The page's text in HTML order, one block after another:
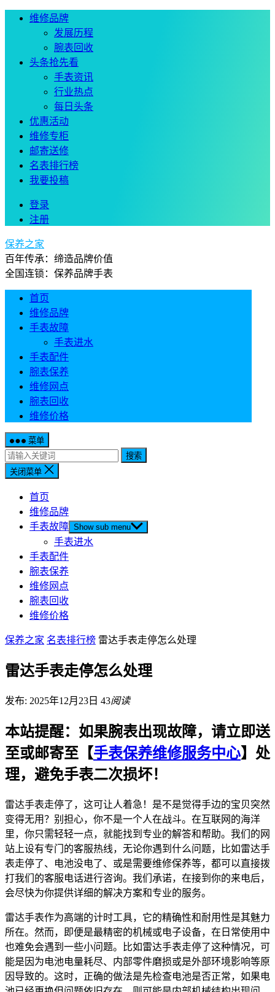
维修品牌
发展历程
腕表回收
头条抢先看
手表资讯
行业热点
每日头条
优惠活动
维修专柜
邮寄送修
名表排行榜
我要投稿
登录
注册
保养之家
百年传承：缔造品牌价值
全国连锁：保养品牌手表
首页
维修品牌
手表故障
手表进水
手表配件
腕表保养
维修网点
腕表回收
维修价格
菜单
搜索
关闭菜单
首页
维修品牌
手表故障 Show sub menu
手表进水
手表配件
腕表保养
维修网点
腕表回收
维修价格
保养之家 名表排行榜 雷达手表走停怎么处理
雷达手表走停怎么处理
发布: 2025年12月23日 43阅读
本站提醒：如果腕表出现故障，请立即送
至或邮寄至【手表保养维修服务中心】处
理，避免手表二次损坏！
雷达手表走停了，这可让人着急！是不是觉得手边的宝贝突然
变得无用？别担心，你不是一个人在战斗。在互联网的海洋
里，你只需轻轻一点，就能找到专业的解答和帮助。我们的网
站上设有专门的客服热线，无论你遇到什么问题，比如雷达手
表走停了、电池没电了、或是需要维修保养等，都可以直接拨
打我们的客服电话进行咨询。我们承诺，在接到你的来电后，
会尽快为你提供详细的解决方案和专业的服务。
雷达手表作为高端的计时工具，它的精确性和耐用性是其魅力
所在。然而，即便是最精密的机械或电子设备，在日常使用中
也难免会遇到一些小问题。比如雷达手表走停了这种情况，可
能是因为电池电量耗尽、内部零件磨损或是外部环境影响等原
因导致的。这时，正确的做法是先检查电池是否正常，如果电